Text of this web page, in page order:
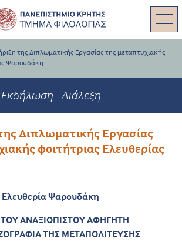
της Διπλωματικής Εργασίας της μεταπτυχιακής
Ψαρουδάκη
Εκδήλωση - Διάλεξη
Διπλωματικής Εργασίας
φοιτήτριας Ελευθερίας
Ελευθερία Ψαρουδάκη
ΑΝΑΞΙΟΠΙΣΤΟΥ ΑΦΗΓΗΤΗ
ΤΗΣ ΜΕΤΑΠΟΛΙΤΕΥΣΗΣ